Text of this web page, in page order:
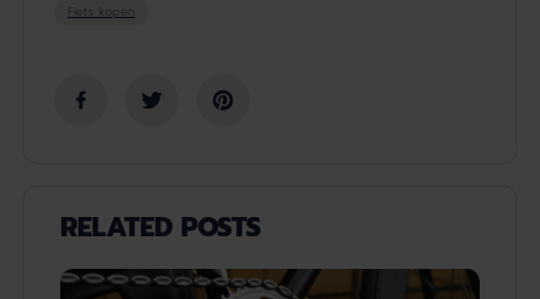
Fiets kopen
RELATED POSTS